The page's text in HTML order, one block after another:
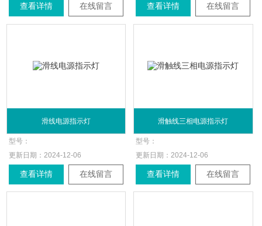
查看详情 在线留言 查看详情 在线留言
滑线电源指示灯
型号：
更新日期： 2024-12-06
查看详情 在线留言
滑触线三相电源指示灯
型号：
更新日期： 2024-12-06
查看详情 在线留言